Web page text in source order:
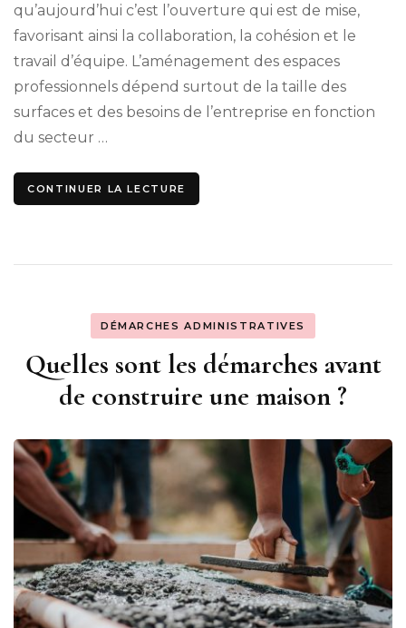
qu’aujourd’hui c’est l’ouverture qui est de mise,
favorisant ainsi la collaboration, la cohésion et le
travail d’équipe. L’aménagement des espaces
professionnels dépend surtout de la taille des
surfaces et des besoins de l’entreprise en fonction
du secteur …
CONTINUER LA LECTURE
DÉMARCHES ADMINISTRATIVES
Quelles sont les démarches avant
de construire une maison ?